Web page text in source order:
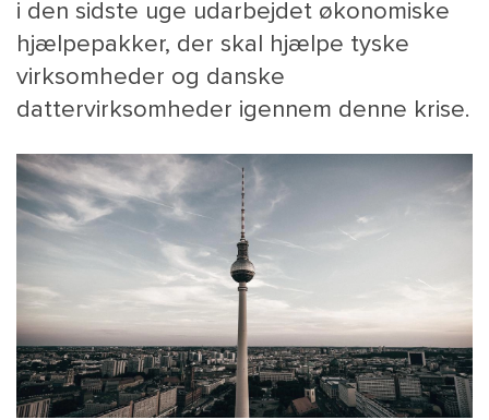
MAIN
MENU
SMALL
HR
i den sidste uge udarbejdet økonomiske
hjælpepakker, der skal hjælpe tyske
virksomheder og danske
dattervirksomheder igennem denne krise.